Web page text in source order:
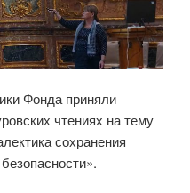
Фонда приняли
чтениях на тему
сохранения